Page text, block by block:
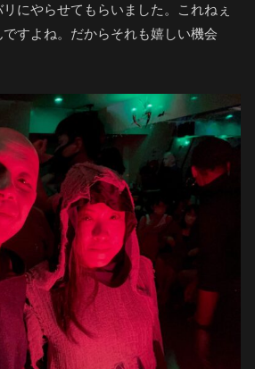
にやらせてもらいました。これねぇ
すよね。だからそれも嬉しい機会